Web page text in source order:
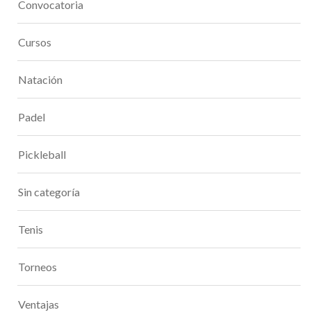
Convocatoria
Cursos
Natación
Padel
Pickleball
Sin categoría
Tenis
Torneos
Ventajas